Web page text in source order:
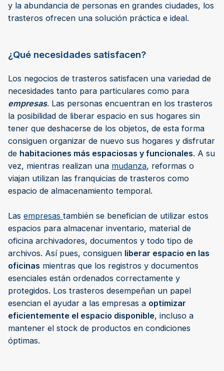
y la abundancia de personas en grandes ciudades, los
trasteros ofrecen una solución práctica e ideal.
¿Qué necesidades satisfacen?
Los negocios de trasteros satisfacen una variedad de
necesidades tanto para particulares como para
empresas. Las personas encuentran en los trasteros
la posibilidad de liberar espacio en sus hogares sin
tener que deshacerse de los objetos, de esta forma
consiguen organizar de nuevo sus hogares y disfrutar
de habitaciones más espaciosas y funcionales. A su
vez, mientras realizan una mudanza, reformas o
viajan utilizan las franquicias de trasteros como
espacio de almacenamiento temporal.
Las empresas también se benefician de utilizar estos
espacios para almacenar inventario, material de
oficina archivadores, documentos y todo tipo de
archivos. Así pues, consiguen liberar espacio en las
oficinas mientras que los registros y documentos
esenciales están ordenados correctamente y
protegidos. Los trasteros desempeñan un papel
esencian el ayudar a las empresas a optimizar
eficientemente el espacio disponible, incluso a
mantener el stock de productos en condiciones
óptimas.